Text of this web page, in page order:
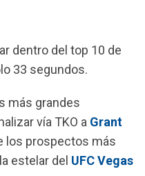
dentro del top 10 de
33 segundos.
más grandes
vía TKO a Grant
los prospectos más
estelar del UFC Vegas